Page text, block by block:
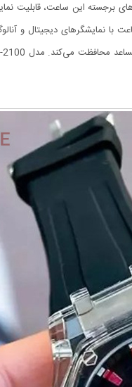
برجسته این ساعت، قابلیت
نمایشگرهای دیجیتال و